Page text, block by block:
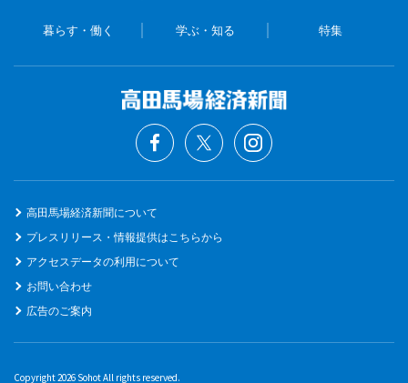
暮らす・働く 学ぶ・知る 特集
高田馬場経済新聞について
プレスリリース・情報提供はこちらから
アクセスデータの利用について
お問い合わせ
広告のご案内
Copyright 2026 Sohot All rights reserved.